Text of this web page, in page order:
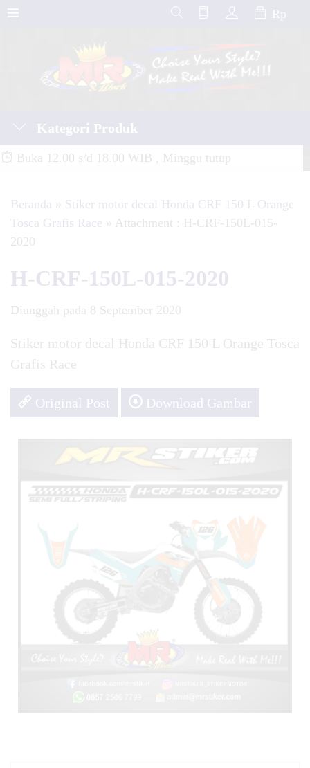
Rp
Kategori Produk
Buka 12.00 s/d 18.00 WIB , Minggu tutup
Beranda » Stiker motor decal Honda CRF 150 L Orange
Tosca Grafis Race » Attachment : H-CRF-150L-015-
2020
H-CRF-150L-015-2020
Diunggah pada 8 September 2020
Stiker motor decal Honda CRF 150 L Orange Tosca
Grafis Race
Original Post Download Gambar